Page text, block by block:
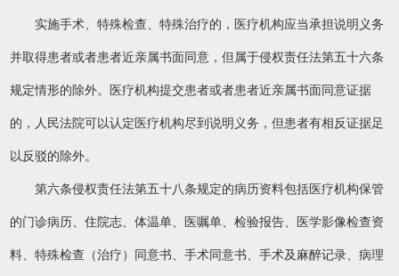
实施手术、特殊检查、特殊治疗的，医疗机构应当承担说明义务
并取得患者或者患者近亲属书面同意，但属于侵权责任法第五十六条
规定情形的除外。医疗机构提交患者或者患者近亲属书面同意证据
的，人民法院可以认定医疗机构尽到说明义务，但患者有相反证据足
以反驳的除外。
第六条侵权责任法第五十八条规定的病历资料包括医疗机构保管
的门诊病历、住院志、体温单、医嘱单、检验报告、医学影像检查资
料、特殊检查（治疗）同意书、手术同意书、手术及麻醉记录、病理